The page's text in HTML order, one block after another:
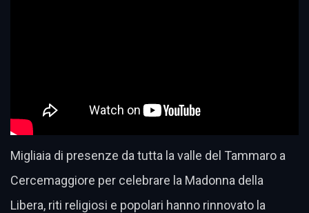
Migliaia di presenze da tutta la valle del Tammaro a
Cercemaggiore per celebrare la Madonna della
Libera, riti religiosi e popolari hanno rinnovato la